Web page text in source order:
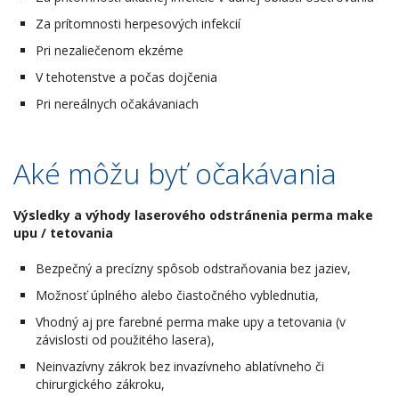
Za prítomnosti herpesových infekcií
Pri nezaliečenom ekzéme
V tehotenstve a počas dojčenia
Pri nereálnych očakávaniach
Aké môžu byť očakávania
Výsledky a výhody laserového odstránenia perma make
upu / tetovania
Bezpečný a precízny spôsob odstraňovania bez jaziev,
Možnosť úplného alebo čiastočného vyblednutia,
Vhodný aj pre farebné perma make upy a tetovania (v
závislosti od použitého lasera),
Neinvazívny zákrok bez invazívneho ablatívneho či
chirurgického zákroku,